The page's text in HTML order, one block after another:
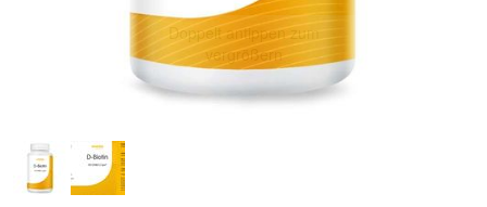
Doppelt antippen zum
vergrößern